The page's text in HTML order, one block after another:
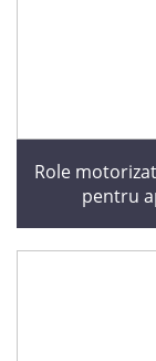
Role
pentru